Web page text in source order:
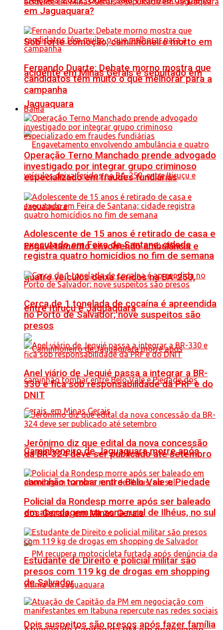
Sob forte comoção, caminhoneiro morto em
acidente em Minas Gerais é sepultado em
Jaguaquara
Engavetamento envolvendo ambulância e
quatro veículos deixa feridos na BA-250,
entre Itiruçu e Jaguaquara
Caminhoneiro de Jaguaquara morre após
caminhão tombar entre Belo Vale e Piedade
dos Gerais, em Minas Gerais
Dois suspeitos são presos após fazer família
em Jaguaquara?
Fernando Duarte: Debate morno mostra que
candidatos têm muito o que melhorar para a
campanha
Bahia
Operação Terno Manchado prende advogado
investigado por integrar grupo criminoso
especializado em fraudes fundiárias
Adolescente de 15 anos é retirado de casa e
executado em Feira de Santana; cidade
registra quatro homicídios no fim de semana
Cerca de 1 tonelada de cocaína é apreendida
no Porto de Salvador; nove suspeitos são
presos
Anel viário de Jequié passa a integrar a BR-
330 e fica sob responsabilidade da PRF e do
DNIT
Jerônimo diz que edital da nova concessão
da BR-324 deve ser publicado até setembro
Policial da Rondesp morre após ser baleado
em abordagem na zona rural de Ilhéus, no sul
Estudante de Direito e policial militar são
presos com 119 kg de drogas em shopping
de Salvador